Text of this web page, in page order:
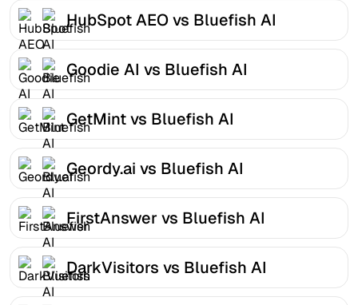
HubSpot AEO vs Bluefish AI
Goodie AI vs Bluefish AI
GetMint vs Bluefish AI
Geordy.ai vs Bluefish AI
FirstAnswer vs Bluefish AI
DarkVisitors vs Bluefish AI